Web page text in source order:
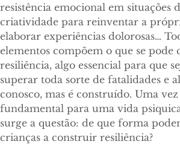
resistência emocional em situações
criatividade para reinventar a
elaborar experiências dolorosas…
elementos compõem o que se pode
resiliência, algo essencial para que
superar toda sorte de fatalidades e
conosco, mas é construído. Uma vez
fundamental para uma vida
surge a questão: de que forma
crianças a construir resiliência?